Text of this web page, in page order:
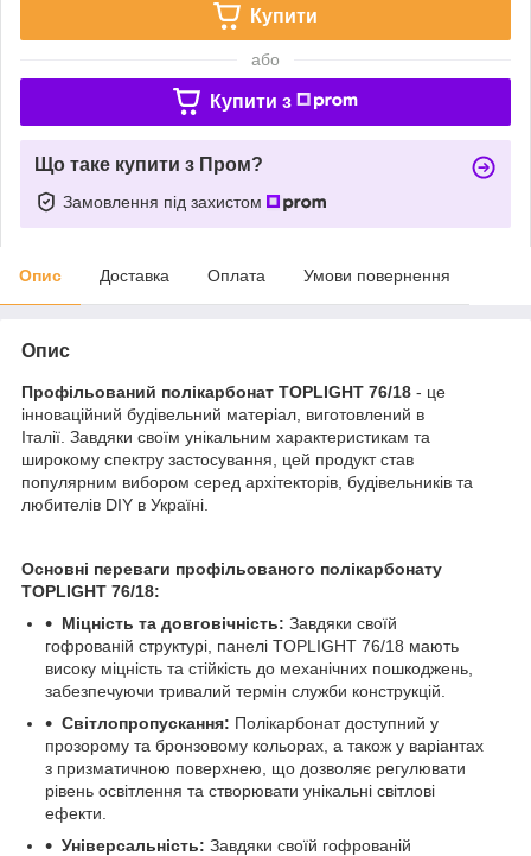
Купити
або
Купити з
Що таке купити з Пром?
Замовлення під захистом
Опис Доставка Оплата Умови повернення
Опис
Профільований полікарбонат TOPLIGHT 76/18 - це
інноваційний будівельний матеріал, виготовлений в
Італії. Завдяки своїм унікальним характеристикам та
широкому спектру застосування, цей продукт став
популярним вибором серед архітекторів, будівельників та
любителів DIY в Україні.
Основні переваги профільованого полікарбонату
TOPLIGHT 76/18:
Міцність та довговічність: Завдяки своїй
гофрованій структурі, панелі TOPLIGHT 76/18 мають
високу міцність та стійкість до механічних пошкоджень,
забезпечуючи тривалий термін служби конструкцій.
Світлопропускання: Полікарбонат доступний у
прозорому та бронзовому кольорах, а також у варіантах
з призматичною поверхнею, що дозволяє регулювати
рівень освітлення та створювати унікальні світлові
ефекти.
Універсальність: Завдяки своїй гофрованій